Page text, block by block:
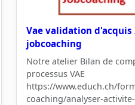
Vae validation
jobcoaching
Notre atelier Bilan de
processus VAE
https://www.educh.ch/
coaching/analyser-